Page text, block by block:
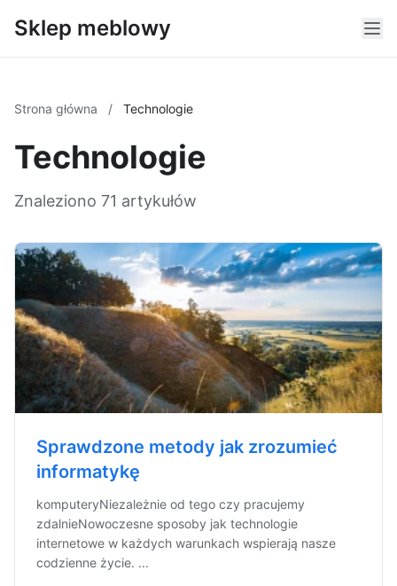
Sklep meblowy
Strona główna / Technologie
Technologie
Znaleziono 71 artykułów
Sprawdzone metody jak zrozumieć
informatykę
komputeryNiezależnie od tego czy pracujemy
zdalnieNowoczesne sposoby jak technologie
internetowe w każdych warunkach wspierają nasze
codzienne życie. ...